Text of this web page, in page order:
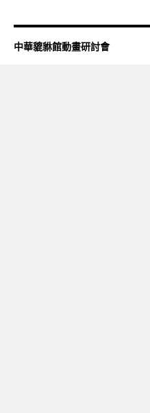
中華貔貅館動畫研討會